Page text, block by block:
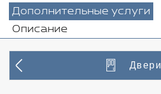
Дополнительные услуги
Описание
Двери